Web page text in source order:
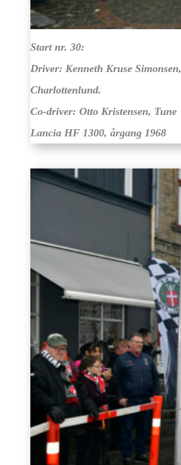
Start nr. 30:
Driver: Kenneth Kruse Simonsen,
Charlottenlund.
Co-driver: Otto Kristensen, Tune
Lancia HF 1300, årgang 1968